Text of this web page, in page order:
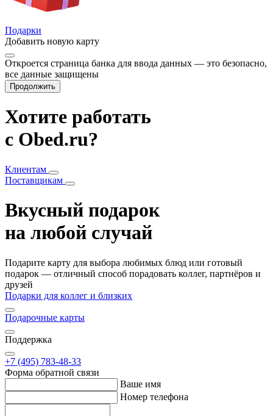
Подарки
Добавить новую карту
Откроется страница банка для ввода данных — это безопасно,
все данные защищены
Продолжить
Хотите работать
с Obed.ru?
Клиентам
Поставщикам
Вкусный подарок
на любой случай
Подарите карту для выбора любимых блюд или готовый
подарок — отличный способ порадовать коллег, партнёров и
друзей
Подарки для коллег и близких
Подарочные карты
Поддержка
+7 (495) 783-48-33
Форма обратной связи
Ваше имя
Номер телефона